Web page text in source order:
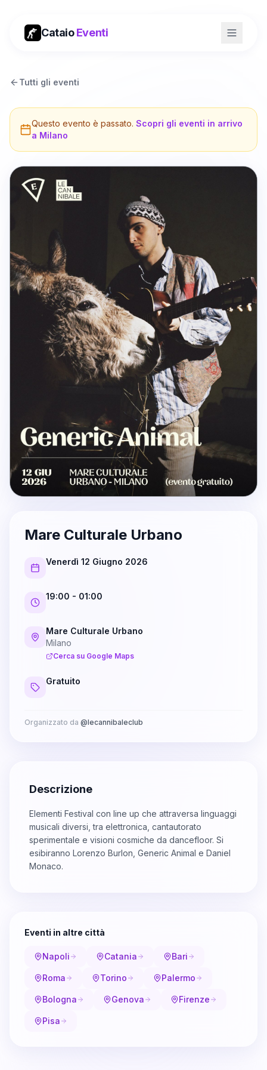
CataioEventi
Tutti gli eventi
Questo evento è passato. Scopri gli eventi in arrivo
a Milano
Mare Culturale Urbano
Venerdì 12 Giugno 2026
19:00 - 01:00
Mare Culturale Urbano
Milano
Cerca su Google Maps
Gratuito
Organizzato da @lecannibaleclub
Descrizione
Elementi Festival con line up che attraversa linguaggi
musicali diversi, tra elettronica, cantautorato
sperimentale e visioni cosmiche da dancefloor. Si
esibiranno Lorenzo Burlon, Generic Animal e Daniel
Monaco.
Eventi in altre città
Napoli Catania Bari
Roma Torino Palermo
Bologna Genova Firenze
Pisa